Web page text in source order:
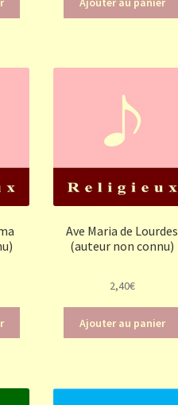
Ave Maria de Lourdes
(auteur non connu)
2,40€
Ajouter au panier